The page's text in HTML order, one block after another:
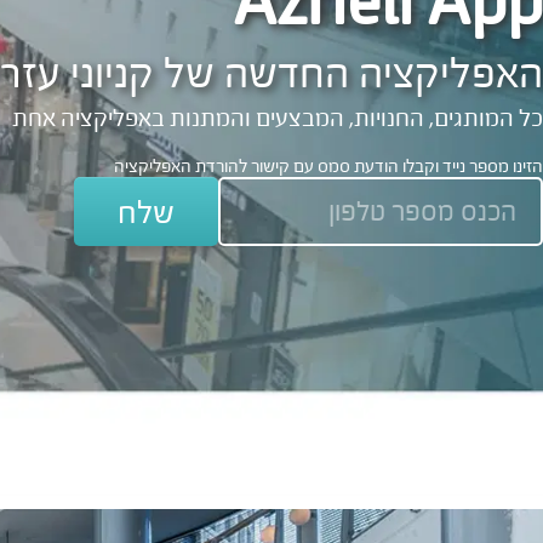
האפליקציה החדשה של קניוני
כל המותגים, החנויות, המבצעים והמתנות באפליקציה אחת
הזינו מספר נייד וקבלו הודעת סמס עם קישור להורדת האפליקציה
שלח